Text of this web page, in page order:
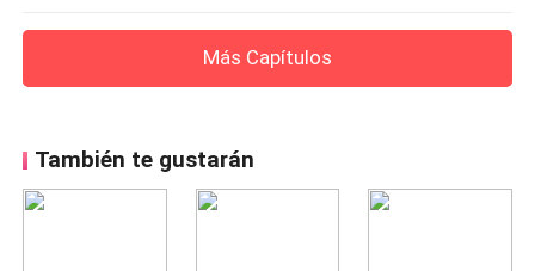
Más Capítulos
También te gustarán